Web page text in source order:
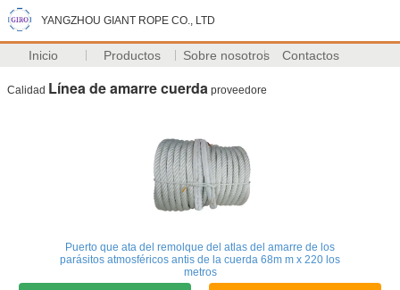
YANGZHOU GIANT ROPE CO., LTD
Inicio Productos Sobre nosotros Contactos
Calidad Línea de amarre cuerda proveedore
Puerto que ata del remolque del atlas del amarre de los
parásitos atmosféricos antis de la cuerda 68m m x 220 los
metros